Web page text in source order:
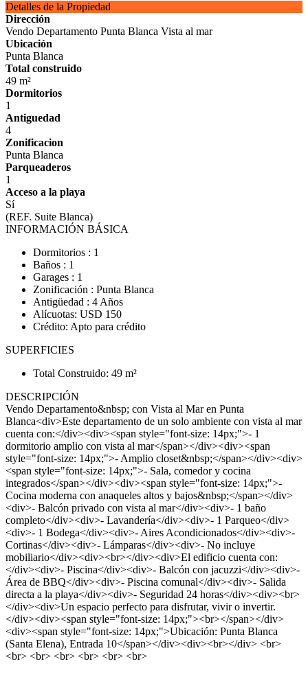
Detalles de la Propiedad
Dirección
Vendo Departamento Punta Blanca Vista al mar
Ubicación
Punta Blanca
Total construido
49 m²
Dormitorios
1
Antiguedad
4
Zonificacion
Punta Blanca
Parqueaderos
1
Acceso a la playa
Sí
(REF. Suite Blanca)
INFORMACIÓN BÁSICA
Dormitorios : 1
Baños : 1
Garages : 1
Zonificación : Punta Blanca
Antigüedad : 4 Años
Alícuotas: USD 150
Crédito: Apto para crédito
SUPERFICIES
Total Construido: 49 m²
DESCRIPCIÓN
Vendo Departamento&nbsp; con Vista al Mar en Punta
Blanca<div>Este departamento de un solo ambiente con vista al mar
cuenta con:</div><div><span style="font-size: 14px;">- 1
dormitorio amplio con vista al mar</span></div><div><span
style="font-size: 14px;">- Amplio closet&nbsp;</span></div><div>
<span style="font-size: 14px;">- Sala, comedor y cocina
integrados</span></div><div><span style="font-size: 14px;">-
Cocina moderna con anaqueles altos y bajos&nbsp;</span></div>
<div>- Balcón privado con vista al mar</div><div>- 1 baño
completo</div><div>- Lavandería</div><div>- 1 Parqueo</div>
<div>- 1 Bodega</div><div>- Aires Acondicionados</div><div>-
Cortinas</div><div>- Lámparas</div><div>- No incluye
mobiliario</div><div><br></div><div>El edificio cuenta con:
</div><div>- Piscina</div><div>- Balcón con jacuzzi</div><div>-
Área de BBQ</div><div>- Piscina comunal</div><div>- Salida
directa a la playa</div><div>- Seguridad 24 horas</div><div><br>
</div><div>Un espacio perfecto para disfrutar, vivir o invertir.
</div><div><span style="font-size: 14px;"><br></span></div>
<div><span style="font-size: 14px;">Ubicación: Punta Blanca
(Santa Elena), Entrada 10</span></div><div><br></div> <br>
<br> <br> <br> <br> <br> <br>